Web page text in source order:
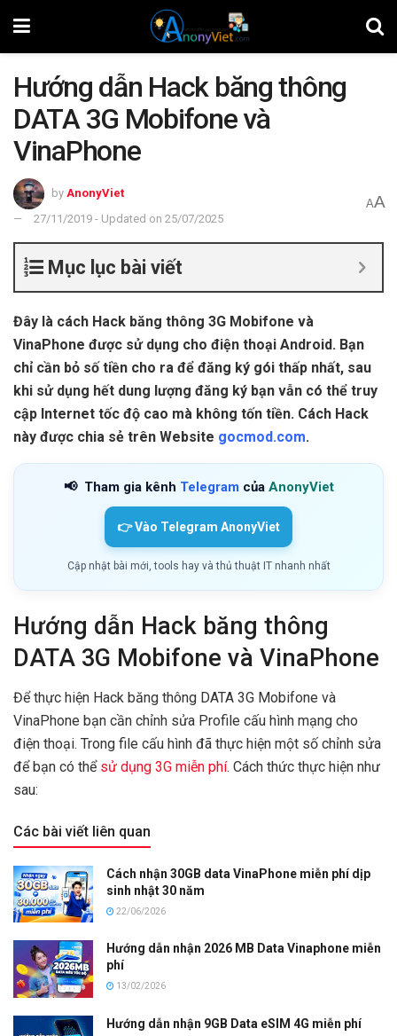
Hướng dẫn Hack băng thông
DATA 3G Mobifone và
VinaPhone
by AnonyViet
27/11/2019 - Updated on 25/07/2025
AA
Mục lục bài viết
Đây là cách Hack băng thông 3G Mobifone và
VinaPhone được sử dụng cho điện thoại Android. Bạn
chỉ cần bỏ số tiền cho ra để đăng ký gói thấp nhất, sau
khi sử dụng hết dung lượng đăng ký bạn vẫn có thể truy
cập Internet tốc độ cao mà không tốn tiền. Cách Hack
này được chia sẻ trên Website gocmod.com.
📢 Tham gia kênh Telegram của AnonyViet
👉 Vào Telegram AnonyViet
Cập nhật bài mới, tools hay và thủ thuật IT nhanh nhất
Hướng dẫn Hack băng thông
DATA 3G Mobifone và VinaPhone
Để thực hiện Hack băng thông DATA 3G Mobifone và
VinaPhone bạn cần chỉnh sửa Profile cấu hình mạng cho
điện thoại. Trong file cấu hình đã thực hiện một số chỉnh sửa
để bạn có thể sử dụng 3G miễn phí. Cách thức thực hiện như
sau:
Các bài viết liên quan
Cách nhận 30GB data VinaPhone miễn phí dịp
sinh nhật 30 năm
22/06/2026
Hướng dẫn nhận 2026 MB Data Vinaphone miễn
phí
13/02/2026
Hướng dẫn nhận 9GB Data eSIM 4G miễn phí